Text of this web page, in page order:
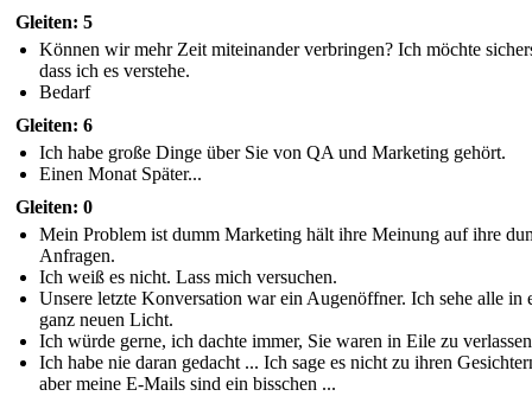
Gleiten: 5
Können wir mehr Zeit miteinander verbringen? Ich möchte
dass ich es verstehe.
Bedarf
Gleiten: 6
Ich habe große Dinge über Sie von QA und Marketing gehört.
Einen Monat Später...
Gleiten: 0
Mein Problem ist dumm Marketing hält ihre Meinung auf ihre
Anfragen.
Ich weiß es nicht. Lass mich versuchen.
Unsere letzte Konversation war ein Augenöffner. Ich sehe alle in
ganz neuen Licht.
Ich würde gerne, ich dachte immer, Sie waren in Eile zu
Ich habe nie daran gedacht ... Ich sage es nicht zu ihren
aber meine E-Mails sind ein bisschen ...